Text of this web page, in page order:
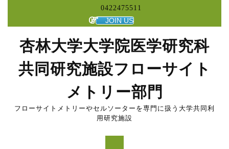
テ
0422475511
JOIN US
杏林大学大学院医学研究科
共同研究施設フローサイト
メトリー部門
フローサイトメトリーやセルソーターを専門に扱う大学共同利
用研究施設